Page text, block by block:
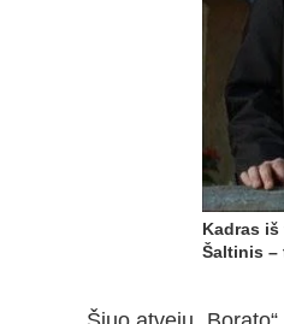
Kadras iš
Šaltinis –